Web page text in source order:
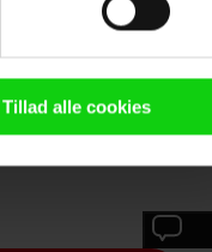
browser til statistik og
tilgår oplysninger på din
lave
Tillad alle cookies